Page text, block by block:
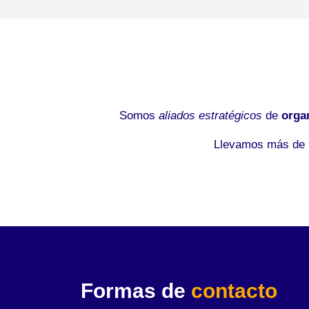
Somos aliados estratégicos de
Llevamos más
Formas de contacto